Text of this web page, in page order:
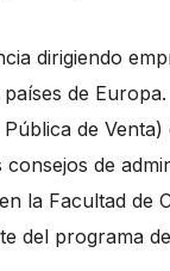
dirigiendo
de Europa.
de
consejos de
la Facultad de
del programa